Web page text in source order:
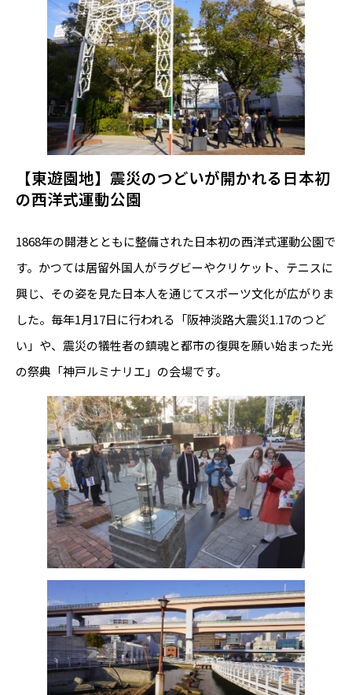
【東遊園地】震災のつどいが開かれる日本初
の西洋式運動公園
1868年の開港とともに整備された日本初の西洋式運動公園で
す。かつては居留外国人がラグビーやクリケット、テニスに
興じ、その姿を見た日本人を通じてスポーツ文化が広がりま
した。毎年1月17日に行われる「阪神淡路大震災1.17のつど
い」や、震災の犠牲者の鎮魂と都市の復興を願い始まった光
の祭典「神戸ルミナリエ」の会場です。